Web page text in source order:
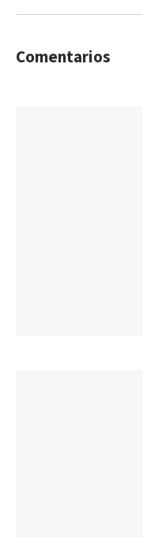
Comentarios